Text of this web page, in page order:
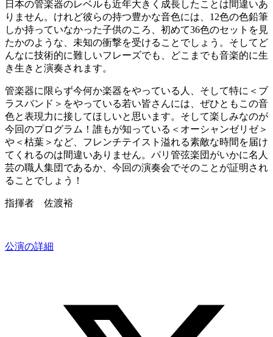
日本の管楽器のレベルも近年大きく成長したことは間違いあ
りません。けれど彼らの持つ豊かな音色には、12色の色鉛筆
しか持っていなかった子供のころ、初めて36色のセットを見
たかのような、未知の衝撃を受けることでしょう。そしてど
んなに技術的に難しいフレーズでも、どこまでも音楽的に生
き生きと演奏されます。
管楽器に限らず今何か楽器をやっている人、そして特に＜ブ
ラスバンド＞をやっている若い皆さんには、ぜひともこの音
色と表現力に接してほしいと思います。そして楽しみなのが
今回のプログラム！誰もが知っている＜オーシャンゼリゼ＞
や＜枯葉＞など、フレンチテイスト溢れる素敵な時間を届け
てくれるのは間違いありません。パリ管弦楽団がいかに名人
芸の職人集団であるか、今回の演奏会でそのことが証明され
ることでしょう！
指揮者 佐渡裕
公演の詳細